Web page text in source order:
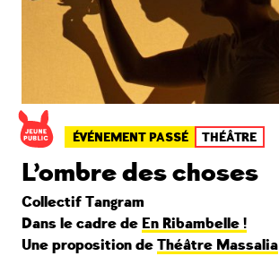
ÉVÉNEMENT PASSÉ THÉÂTRE
L’ombre des choses
Collectif Tangram
Dans le cadre de En Ribambelle !
Une proposition de Théâtre Massalia